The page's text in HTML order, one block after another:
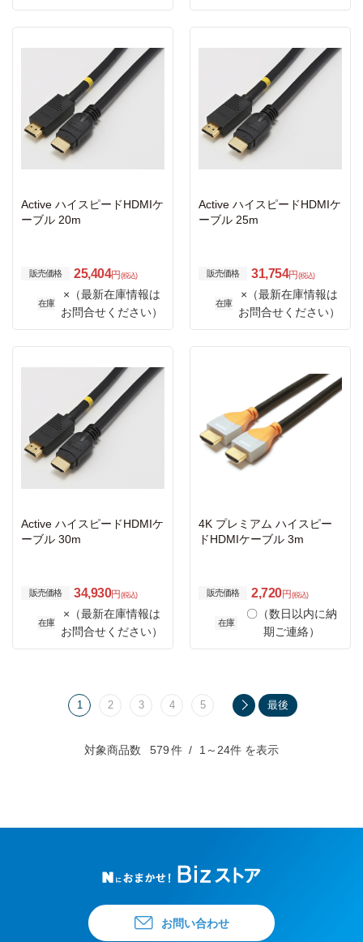
Active ハイスピードHDMIケ
ーブル 20m
販売価格 25,404円 (税込)
在庫
×（最新在庫情報は
お問合せください）
Active ハイスピードHDMIケ
ーブル 25m
販売価格 31,754円 (税込)
在庫
×（最新在庫情報は
お問合せください）
Active ハイスピードHDMIケ
ーブル 30m
販売価格 34,930円 (税込)
在庫
×（最新在庫情報は
お問合せください）
4K プレミアム ハイスピー
ドHDMIケーブル 3m
販売価格 2,720円 (税込)
在庫
〇（数日以内に納
期ご連絡）
対象商品数 579件 1～24件 を表示
1 2 3 4 5 最後
お問い合わせ